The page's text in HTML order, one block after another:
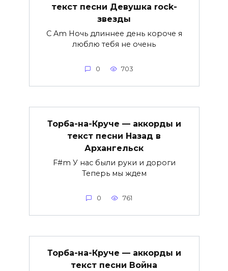
текст песни Девушка rock-
звезды
C Am Ночь длиннее день короче я
люблю тебя не очень
0 703
Торба-на-Круче — аккорды и
текст песни Назад в
Архангельск
F#m У нас были руки и дороги
Теперь мы ждем
0 761
Торба-на-Круче — аккорды и
текст песни Война